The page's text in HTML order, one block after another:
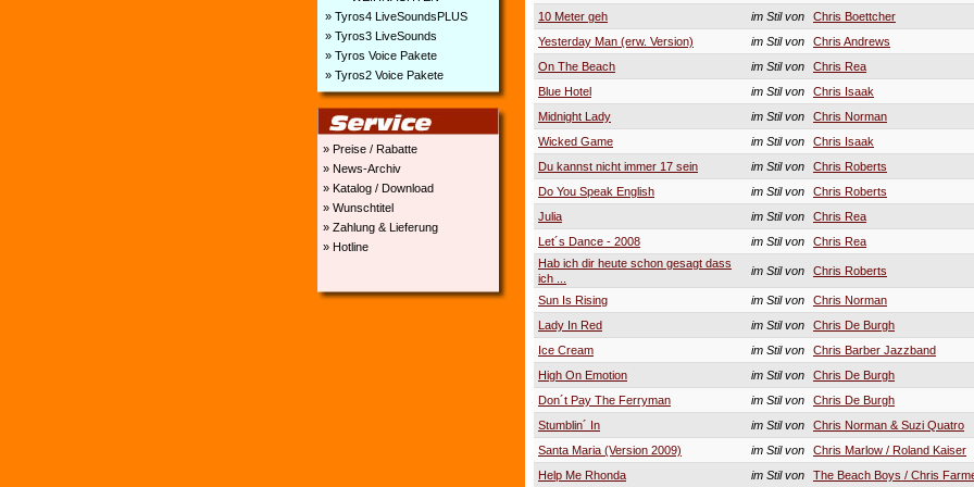
» Tyros4 LiveSoundsPLUS
» Tyros3 LiveSounds
» Tyros Voice Pakete
» Tyros2 Voice Pakete
» Preise / Rabatte
» News-Archiv
» Katalog / Download
» Wunschtitel
» Zahlung & Lieferung
» Hotline
10 Meter geh im Stil von
Chris Boettcher
Yesterday Man (erw. Version)
im Stil von
Chris Andrews
On The Beach
im Stil von
Chris Rea
Blue Hotel
im Stil von
Chris Isaak
Midnight Lady
im Stil von
Chris Norman
Wicked Game
im Stil von
Chris Isaak
Du kannst nicht immer 17 sein
im Stil von
Chris Roberts
Do You Speak English
im Stil von
Chris Roberts
Julia
im Stil von
Chris Rea
Let´s Dance - 2008
im Stil von
Chris Rea
Hab ich dir heute schon gesagt dass
ich ...
im Stil von Chris Roberts
Sun Is Rising im Stil von
Chris Norman
Lady In Red
im Stil von
Chris De Burgh
Ice Cream
im Stil von
Chris Barber Jazzband
High On Emotion
im Stil von
Chris De Burgh
Don´t Pay The Ferryman
im Stil von
Chris De Burgh
Stumblin´ In
im Stil von
Chris Norman & Suzi Quatro
Santa Maria (Version 2009)
im Stil von
Chris Marlow / Roland Kaiser
Help Me Rhonda
im Stil von The Beach Boys / Chris